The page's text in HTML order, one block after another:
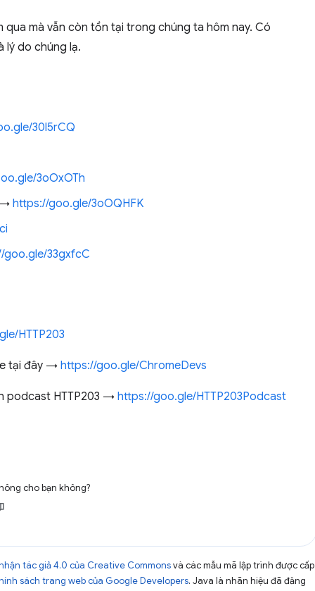
qua mà vẫn còn tồn tại trong chúng ta hôm nay. Có
lý do chúng lạ.
30l5rCQ
3oOxOTh
→https://goo.gle/3oOQHFK
goo.gle/33gxfcC
HTTP203
tại đây → https://goo.gle/ChromeDevs
podcast HTTP203 → https://goo.gle/HTTP203Podcast
cho bạn không?
tác giả 4.0 của Creative Commonsvà các mẫu mã lập trình được cấp
sách trang web của Google Developers. Java là nhãn hiệu đã đăng